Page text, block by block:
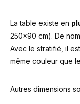
La table existe en
250x90 cm). De
Avec le stratifié, il
même couleur que
Autres dimensions